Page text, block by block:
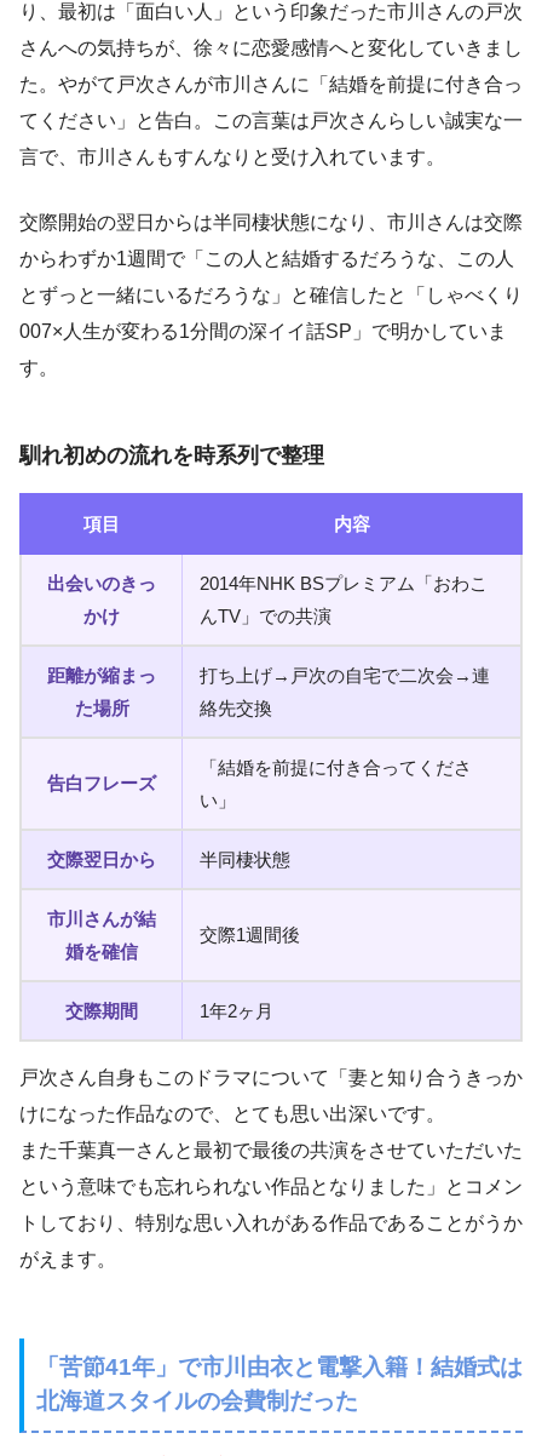
り、最初は「面白い人」という印象だった市川さんの戸次
さんへの気持ちが、徐々に恋愛感情へと変化していきまし
た。やがて戸次さんが市川さんに「結婚を前提に付き合っ
てください」と告白。この言葉は戸次さんらしい誠実な一
言で、市川さんもすんなりと受け入れています。
交際開始の翌日からは半同棲状態になり、市川さんは交際
からわずか1週間で「この人と結婚するだろうな、この人
とずっと一緒にいるだろうな」と確信したと「しゃべくり
007×人生が変わる1分間の深イイ話SP」で明かしていま
す。
馴れ初めの流れを時系列で整理
項目 内容
出会いのきっ
かけ
2014年NHK BSプレミアム「おわこ
んTV」での共演
距離が縮まっ
た場所
打ち上げ→戸次の自宅で二次会→連
絡先交換
告白フレーズ
「結婚を前提に付き合ってくださ
い」
交際翌日から 半同棲状態
市川さんが結
婚を確信
交際1週間後
交際期間 1年2ヶ月
戸次さん自身もこのドラマについて「妻と知り合うきっか
けになった作品なので、とても思い出深いです。
また千葉真一さんと最初で最後の共演をさせていただいた
という意味でも忘れられない作品となりました」とコメン
トしており、特別な思い入れがある作品であることがうか
がえます。
「苦節41年」で市川由衣と電撃入籍！結婚式は
北海道スタイルの会費制だった